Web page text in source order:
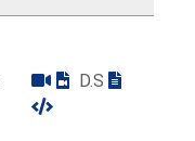
D.S